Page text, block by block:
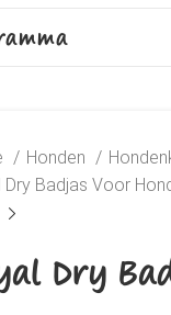
Honden
Dry Badjas Voor
Dry